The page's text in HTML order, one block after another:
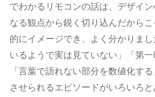
でわかるリモコンの話は、デザイ
なる観点から鋭く切り込んだから
的にイメージでき、よく分かりま
いるようで実は見ていない」「第一
「言葉で語れない部分を数値化す
させられるエピソードがいろいろと